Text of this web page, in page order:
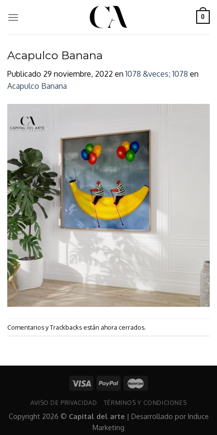
0
Acapulco Banana
Publicado 29 noviembre, 2022 en1078 &veces; 1078 en
Acapulco Banana
Comentarios y Trackbacks están ahora cerrados.
AVISO DE PRIVACIDAD TÉRMINOS Y CONDICIONES
Copyright 2026 © Capital del arte | Desarrollado por Induce
Marketing